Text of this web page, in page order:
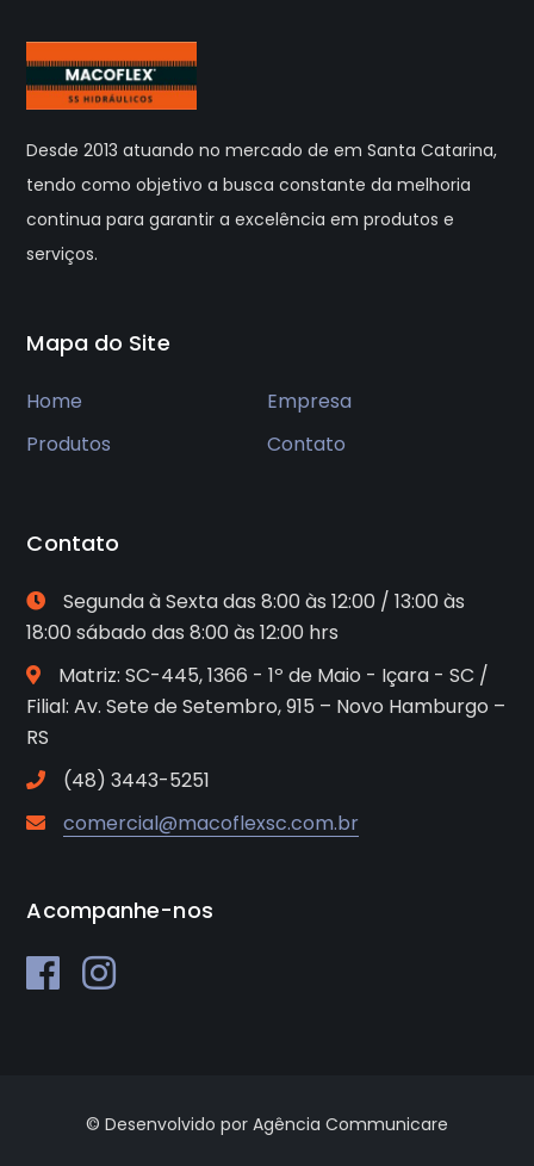
Desde 2013 atuando no mercado de em Santa Catarina,
tendo como objetivo a busca constante da melhoria
continua para garantir a excelência em produtos e
serviços.
Mapa do Site
Home
Empresa
Produtos
Contato
Contato
Segunda à Sexta das 8:00 às 12:00 / 13:00 às
18:00 sábado das 8:00 às 12:00 hrs
Matriz: SC-445, 1366 - 1º de Maio - Içara - SC /
Filial: Av. Sete de Setembro, 915 – Novo Hamburgo –
RS
(48) 3443-5251
comercial@macoflexsc.com.br
Acompanhe-nos
© Desenvolvido por Agência Communicare